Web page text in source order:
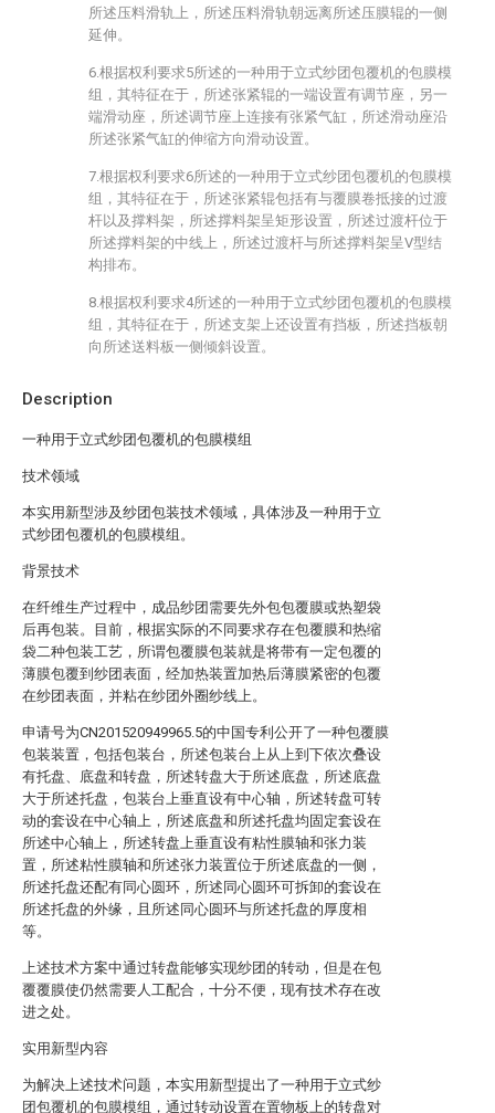
Description
一种用于立式纱团包覆机的包膜模组
技术领域
本实用新型涉及纱团包装技术领域，具体涉及一种用于立
式纱团包覆机的包膜模组。
背景技术
在纤维生产过程中，成品纱团需要先外包包覆膜或热塑袋
后再包装。目前，根据实际的不同要求存在包覆膜和热缩
袋二种包装工艺，所谓包覆膜包装就是将带有一定包覆的
薄膜包覆到纱团表面，经加热装置加热后薄膜紧密的包覆
在纱团表面，并粘在纱团外圈纱线上。
申请号为CN201520949965.5的中国专利公开了一种包覆膜
包装装置，包括包装台，所述包装台上从上到下依次叠设
有托盘、底盘和转盘，所述转盘大于所述底盘，所述底盘
大于所述托盘，包装台上垂直设有中心轴，所述转盘可转
动的套设在中心轴上，所述底盘和所述托盘均固定套设在
所述中心轴上，所述转盘上垂直设有粘性膜轴和张力装
置，所述粘性膜轴和所述张力装置位于所述底盘的一侧，
所述托盘还配有同心圆环，所述同心圆环可拆卸的套设在
所述托盘的外缘，且所述同心圆环与所述托盘的厚度相
等。
上述技术方案中通过转盘能够实现纱团的转动，但是在包
覆覆膜使仍然需要人工配合，十分不便，现有技术存在改
进之处。
实用新型内容
为解决上述技术问题，本实用新型提出了一种用于立式纱
团包覆机的包膜模组，通过转动设置在置物板上的转盘对
所述压料滑轨上，所述压料滑轨朝远离所述压膜辊的一侧
延伸。
6.根据权利要求5所述的一种用于立式纱团包覆机的包膜模
组，其特征在于，所述张紧辊的一端设置有调节座，另一
端滑动座，所述调节座上连接有张紧气缸，所述滑动座沿
所述张紧气缸的伸缩方向滑动设置。
7.根据权利要求6所述的一种用于立式纱团包覆机的包膜模
组，其特征在于，所述张紧辊包括有与覆膜卷抵接的过渡
杆以及撑料架，所述撑料架呈矩形设置，所述过渡杆位于
所述撑料架的中线上，所述过渡杆与所述撑料架呈V型结
构排布。
8.根据权利要求4所述的一种用于立式纱团包覆机的包膜模
组，其特征在于，所述支架上还设置有挡板，所述挡板朝
向所述送料板一侧倾斜设置。